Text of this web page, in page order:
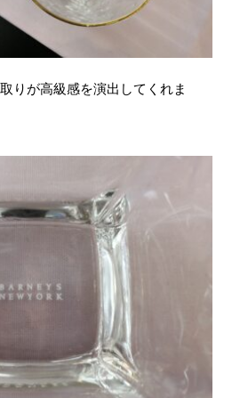
りが高級感を演出してくれま